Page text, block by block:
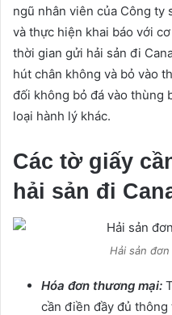
ngũ nhân viên của Công ty
và thực hiện khai báo với
thời gian gửi hải sản đi
hút chân không và bỏ vào
đối không bỏ đá vào thùng
loại hành lý khác.
Các tờ giấy
hải sản đi
Hải sản
Hóa đơn thương mại:
cần điền đầy đủ